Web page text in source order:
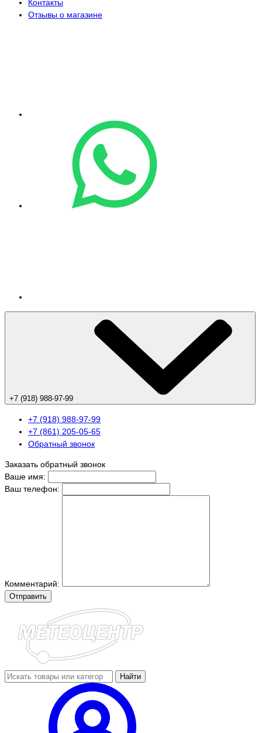
Контакты
Отзывы о магазине
+7 (918) 988-97-99
+7 (918) 988-97-99
+7 (861) 205-05-65
Обратный звонок
Заказать обратный звонок
Ваше имя:
Ваш телефон:
Комментарий:
Отправить
Найти